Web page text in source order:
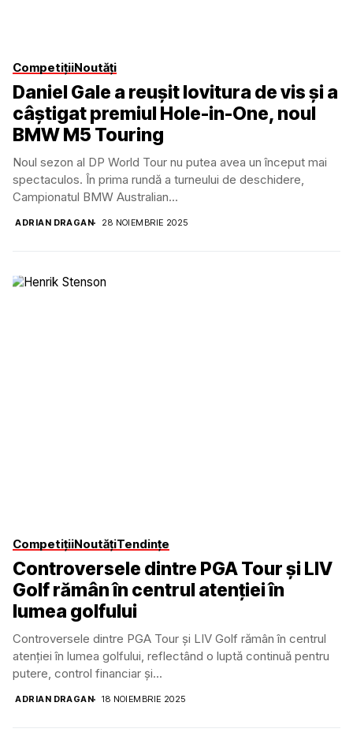
CompetițiiNoutăți
Daniel Gale a reușit lovitura de vis și a
câștigat premiul Hole-in-One, noul
BMW M5 Touring
Noul sezon al DP World Tour nu putea avea un început mai
spectaculos. În prima rundă a turneului de deschidere,
Campionatul BMW Australian...
ADRIAN DRAGAN 28 NOIEMBRIE 2025
CompetițiiNoutățiTendințe
Controversele dintre PGA Tour și LIV
Golf rămân în centrul atenției în
lumea golfului
Controversele dintre PGA Tour și LIV Golf rămân în centrul
atenției în lumea golfului, reflectând o luptă continuă pentru
putere, control financiar și...
ADRIAN DRAGAN 18 NOIEMBRIE 2025